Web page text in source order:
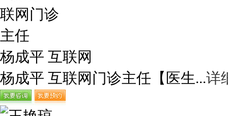
杨成平 互联网
杨成平 互联网门诊主任【医生...详